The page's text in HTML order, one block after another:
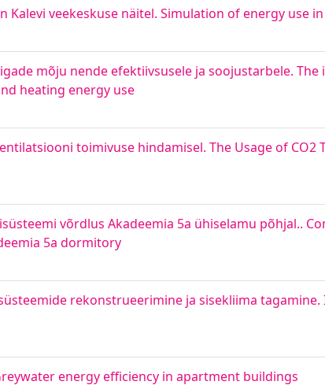
veekeskuse näitel. Simulation of energy use
mõju nende efektiivsusele ja soojustarbele.
heating energy use
toimivuse hindamisel. The Usage of CO2
võrdlus Akadeemia 5a ühiselamu põhjal..
5a dormitory
rekonstrueerimine ja sisekliima
energy efficiency in apartment buildings